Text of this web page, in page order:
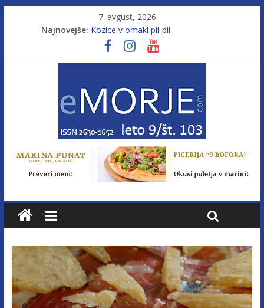
7. avgust, 2026
Najnovejše: Kozice v omaki pil-pil
Leto 9, št. 103; Licenca brez morja
Od morja do gorja 11